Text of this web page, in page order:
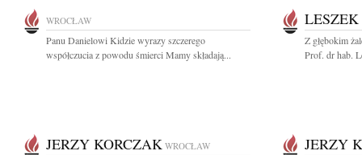
WROCŁAW
Panu Danielowi Kidzie wyrazy szczerego
współczucia z powodu śmierci Mamy składają...
Z głębokim
Prof. dr hab.
JERZY KORCZAK WROCŁAW JERZY